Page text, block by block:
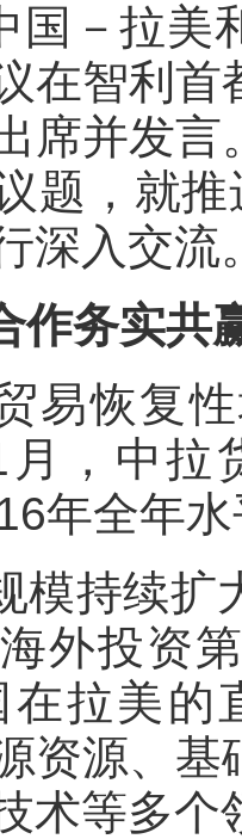
国－拉美
在智利
席并发
题，就推
深入交流
作务实共
易恢复
月，中拉
年全年
模持续扩
外投资
在拉美的
资源、
术等多个